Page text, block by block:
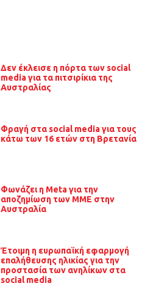
Δεν έκλεισε η πόρτα των social
media για τα πιτσιρίκια της
Αυστραλίας
Φραγή στα social media για τους
κάτω των 16 ετών στη Βρετανία
Φωνάζει η Meta για την
αποζημίωση των ΜΜΕ στην
Αυστραλία
Έτοιμη η ευρωπαϊκή εφαρμογή
επαλήθευσης ηλικίας για την
προστασία των ανηλίκων στα
social media